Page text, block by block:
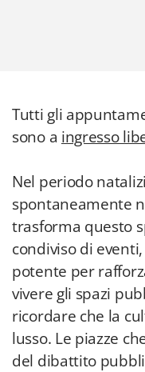
Tutti gli
sono a ingresso
Nel periodo
spontaneamente
trasforma questo
condiviso di
potente per
vivere gli spazi
ricordare che la
lusso. Le piazze
del dibattito